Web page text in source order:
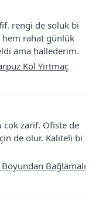
rengi de soluk bi
hem rahat günlük
ama hallederim.
Kol Yırtmaç
cok zarif. Ofiste de
de olur. Kaliteli bi
Bağlamalı